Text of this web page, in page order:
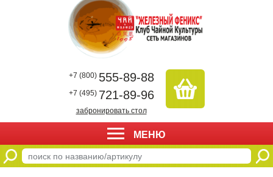
+7 (800) 555-89-88
+7 (495) 721-89-96
забронировать стол
МЕНЮ